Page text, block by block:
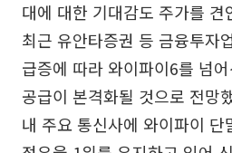
대에 대한 기대감도 주가를
최근 유안타증권 등 금융투자
급증에 따라 와이파이6를 넘
공급이 본격화될 것으로 전망
내 주요 통신사에 와이파이 단